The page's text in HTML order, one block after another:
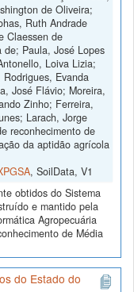
de Oliveira;
Ruth Andrade
Claessen de
de; Paula, José Lopes
Loiva Lizia;
Evanda
José Flávio; Moreira,
Zinho; Ferreira,
Larach, Jorge
reconhecimento de
da aptidão agrícola
, SoilData, V1
obtidos do Sistema
e mantido pela
Agropecuária
de Média
do Estado do